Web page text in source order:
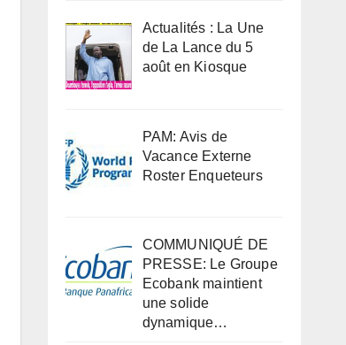
Actualités : La Une
de La Lance du 5
août en Kiosque
PAM: Avis de
Vacance Externe
Roster Enqueteurs
COMMUNIQUÉ DE
PRESSE: Le Groupe
Ecobank maintient
une solide
dynamique…